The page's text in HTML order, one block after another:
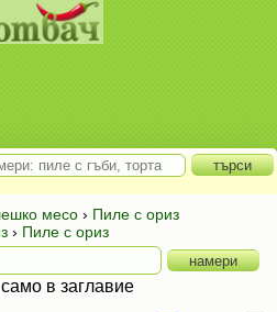
месо › Пиле с ориз
› Пиле с ориз
в заглавие